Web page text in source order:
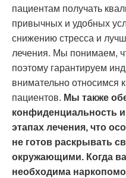
пациентам получать
привычных и удобных
снижению стресса и
лечения. Мы понимаем,
поэтому гарантируем
внимательно относимся
пациентов. Мы также
конфиденциальность
этапах лечения, что
не готов раскрывать
окружающими. Когда
необходима